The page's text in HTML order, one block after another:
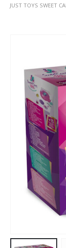
JUST TOYS SWEET